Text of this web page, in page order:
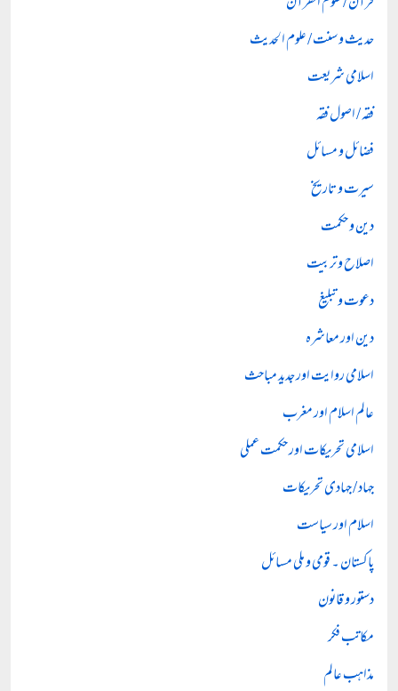
حدیث و سنت / علوم الحدیث
اسلامی شریعت
فقہ / اصول فقہ
فضائل و مسائل
سیرت و تاریخ
دین و حکمت
اصلاح و تربیت
دعوت و تبلیغ
دین اور معاشرہ
اسلامی روایت اور جدید مباحث
عالم اسلام اور مغرب
اسلامی تحریکات اور حکمت عملی
جہاد / جہادی تحریکات
اسلام اور سیاست
پاکستان ۔ قومی و ملی مسائل
دستور و قانون
مکاتب فکر
مذاہب عالم